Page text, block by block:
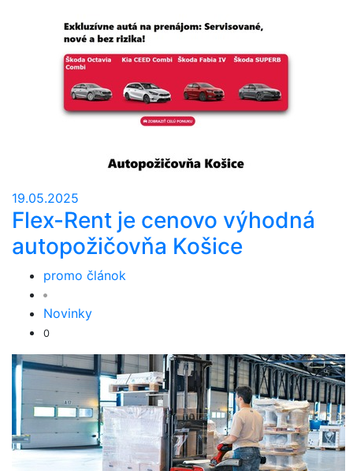
19.05.2025
Flex-Rent je cenovo výhodná
autopožičovňa Košice
promo článok
Novinky
0